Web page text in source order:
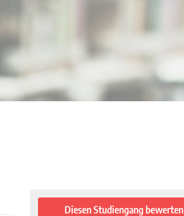
Diesen Studiengang bewerten